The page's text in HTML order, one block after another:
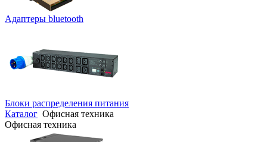
Адаптеры bluetooth
Блоки распределения питания
Каталог Офисная техника
Офисная техника